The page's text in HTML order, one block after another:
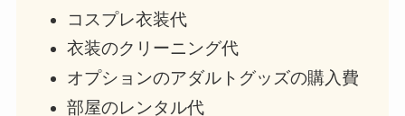
コスプレ衣装代
衣装のクリーニング代
オプションのアダルトグッズの購入費
部屋のレンタル代